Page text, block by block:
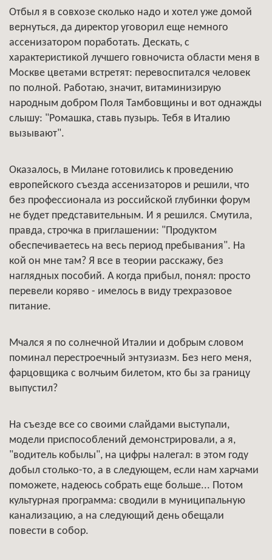
Отбыл я в совхозе сколько надо и хотел уже домой
вернуться, да директор уговорил еще немного
ассенизатором поработать. Дескать, с
характеристикой лучшего говночиста области меня в
Москве цветами встретят: перевоспитался человек
по полной. Работаю, значит, витаминизирую
народным добром Поля Тамбовщины и вот однажды
слышу: "Ромашка, ставь пузырь. Тебя в Италию
вызывают".
Оказалось, в Милане готовились к проведению
европейского съезда ассенизаторов и решили, что
без профессионала из российской глубинки форум
не будет представительным. И я решился. Смутила,
правда, строчка в приглашении: "Продуктом
обеспечиваетесь на весь период пребывания". На
кой он мне там? Я все в теории расскажу, без
наглядных пособий. А когда прибыл, понял: просто
перевели коряво - имелось в виду трехразовое
питание.
Мчался я по солнечной Италии и добрым словом
поминал перестроечный энтузиазм. Без него меня,
фарцовщика с волчьим билетом, кто бы за границу
выпустил?
На съезде все со своими слайдами выступали,
модели приспособлений демонстрировали, а я,
"водитель кобылы", на цифры налегал: в этом году
добыл столько-то, а в следующем, если нам харчами
поможете, надеюсь собрать еще больше... Потом
культурная программа: сводили в муниципальную
канализацию, а на следующий день обещали
повести в собор.